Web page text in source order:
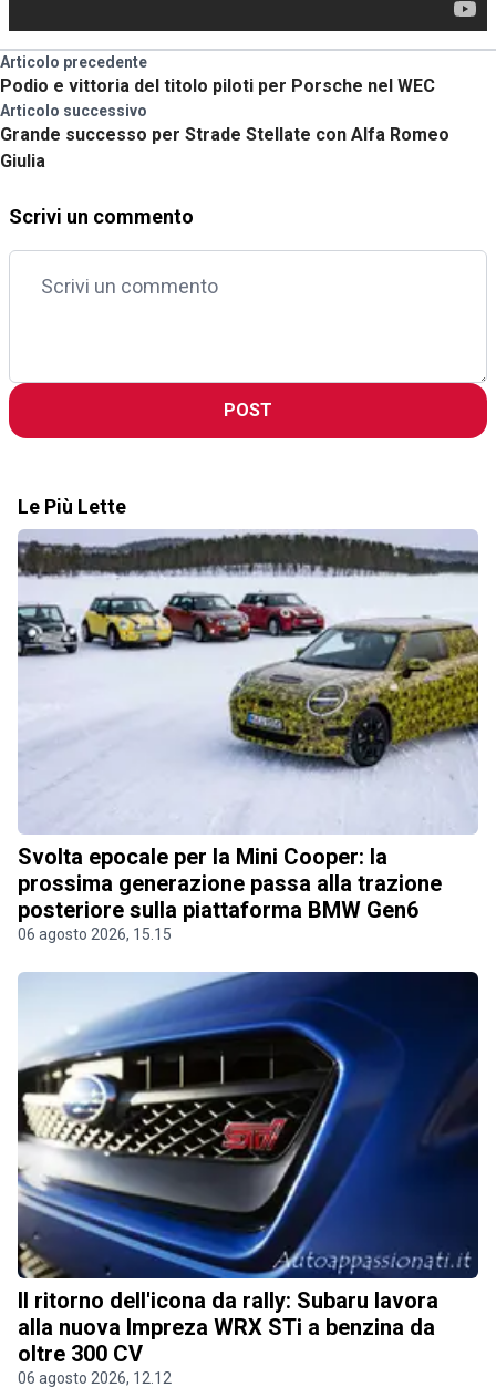
Articolo precedente
Podio e vittoria del titolo piloti per Porsche nel WEC
Articolo successivo
Grande successo per Strade Stellate con Alfa Romeo
Giulia
Scrivi un commento
POST
Le Più Lette
Svolta epocale per la Mini Cooper: la
prossima generazione passa alla trazione
posteriore sulla piattaforma BMW Gen6
06 agosto 2026, 15.15
Il ritorno dell'icona da rally: Subaru lavora
alla nuova Impreza WRX STi a benzina da
oltre 300 CV
06 agosto 2026, 12.12